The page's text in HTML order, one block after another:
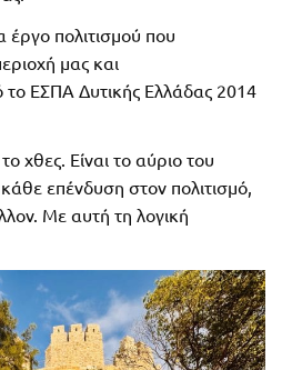
έργο πολιτισμού που
μας και
ΕΣΠΑ Δυτικής Ελλάδας 2014
χθες. Είναι το αύριο του
επένδυση στον πολιτισμό,
Με αυτή τη λογική